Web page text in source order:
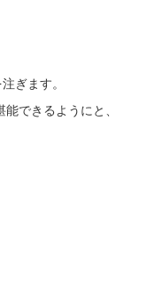
ぎます。
できるようにと、